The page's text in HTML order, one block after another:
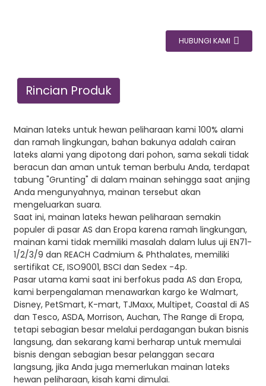
HUBUNGI KAMI
Rincian Produk
Mainan lateks untuk hewan peliharaan kami 100% alami
dan ramah lingkungan, bahan bakunya adalah cairan
lateks alami yang dipotong dari pohon, sama sekali tidak
beracun dan aman untuk teman berbulu Anda, terdapat
tabung "Grunting" di dalam mainan sehingga saat anjing
Anda mengunyahnya, mainan tersebut akan
mengeluarkan suara.
Saat ini, mainan lateks hewan peliharaan semakin
populer di pasar AS dan Eropa karena ramah lingkungan,
mainan kami tidak memiliki masalah dalam lulus uji EN71-
1/2/3/9 dan REACH Cadmium & Phthalates, memiliki
sertifikat CE, ISO9001, BSCI dan Sedex -4p.
Pasar utama kami saat ini berfokus pada AS dan Eropa,
kami berpengalaman menawarkan kargo ke Walmart,
Disney, PetSmart, K-mart, TJMaxx, Multipet, Coastal di AS
dan Tesco, ASDA, Morrison, Auchan, The Range di Eropa,
tetapi sebagian besar melalui perdagangan bukan bisnis
langsung, dan sekarang kami berharap untuk memulai
bisnis dengan sebagian besar pelanggan secara
langsung, jika Anda juga memerlukan mainan lateks
hewan peliharaan, kisah kami dimulai.